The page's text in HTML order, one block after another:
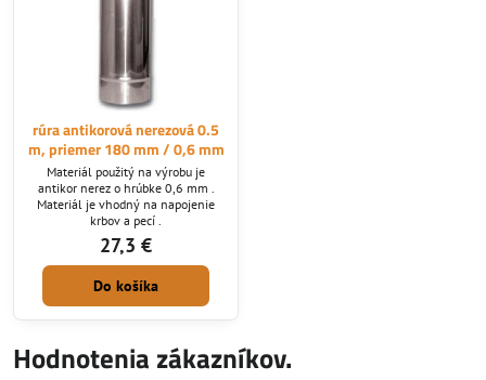
rúra antikorová nerezová 0.5
m, priemer 180 mm / 0,6 mm
Materiál použitý na výrobu je
antikor nerez o hrúbke 0,6 mm .
Materiál je vhodný na napojenie
krbov a pecí .
27,3 €
Do košíka
Hodnotenia zákazníkov.